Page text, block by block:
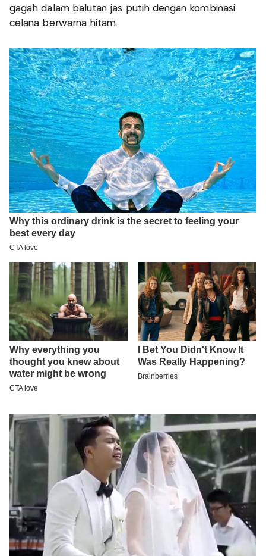
gagah dalam balutan jas putih dengan kombinasi
celana berwarna hitam.